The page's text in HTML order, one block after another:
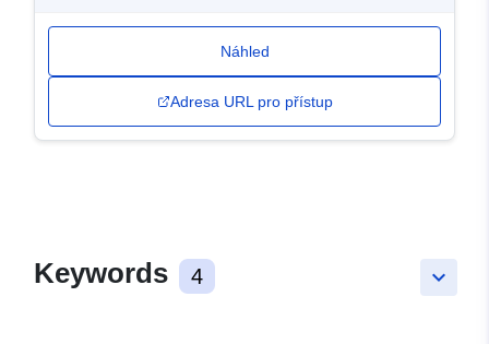
Náhled
Adresa URL pro přístup
keyboard_arrow_down
Keywords 4